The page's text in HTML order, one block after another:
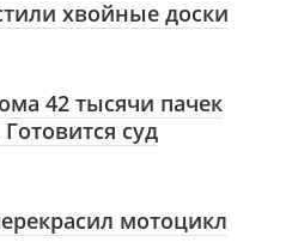
хвойные доски
42 тысячи пачек
суд
мотоцикл